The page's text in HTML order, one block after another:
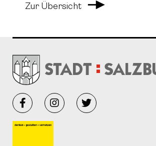
Zur Übersicht Arrow Right
FacebookInstagramTwitter